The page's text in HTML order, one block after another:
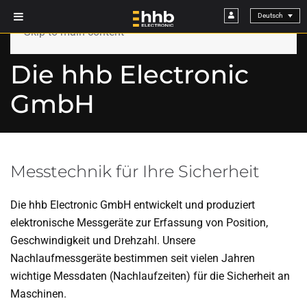
Skip to main content
Die hhb Electronic
GmbH
Messtechnik für Ihre Sicherheit
Die hhb Electronic GmbH entwickelt und produziert
elektronische Messgeräte zur Erfassung von Position,
Geschwindigkeit und Drehzahl. Unsere
Nachlaufmessgeräte bestimmen seit vielen Jahren
wichtige Messdaten (Nachlaufzeiten) für die Sicherheit an
Maschinen.